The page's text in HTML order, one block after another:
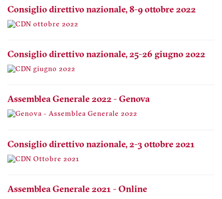
Consiglio direttivo nazionale, 8-9 ottobre 2022
Consiglio direttivo nazionale, 25-26 giugno 2022
Assemblea Generale 2022 - Genova
Consiglio direttivo nazionale, 2-3 ottobre 2021
Assemblea Generale 2021 - Online